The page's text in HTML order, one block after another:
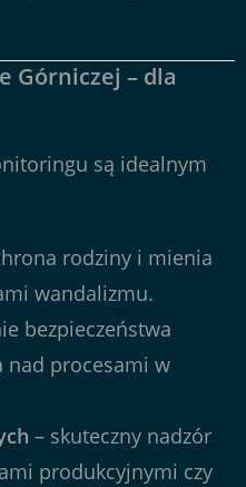
Górniczej – dla
są idealnym
rodziny i mienia
wandalizmu.
bezpieczeństwa
procesami w
– skuteczny nadzór
produkcyjnymi czy